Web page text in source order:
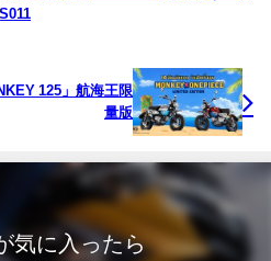
125」航海王限
量版
気に入ったら